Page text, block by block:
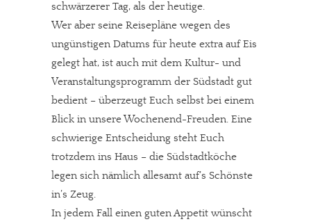
schwärzerer Tag, als der heutige.
Wer aber seine Reisepläne wegen des
ungünstigen Datums für heute extra auf Eis
gelegt hat, ist auch mit dem Kultur- und
Veranstaltungsprogramm der Südstadt gut
bedient – überzeugt Euch selbst bei einem
Blick in unsere Wochenend-Freuden. Eine
schwierige Entscheidung steht Euch
trotzdem ins Haus – die Südstadtköche
legen sich nämlich allesamt auf’s Schönste
in’s Zeug.
In jedem Fall einen guten Appetit wünscht